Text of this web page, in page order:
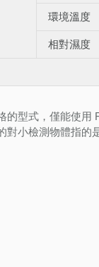
環境溫度
相對濕度
的型式，僅能使用
對小檢測物體指的